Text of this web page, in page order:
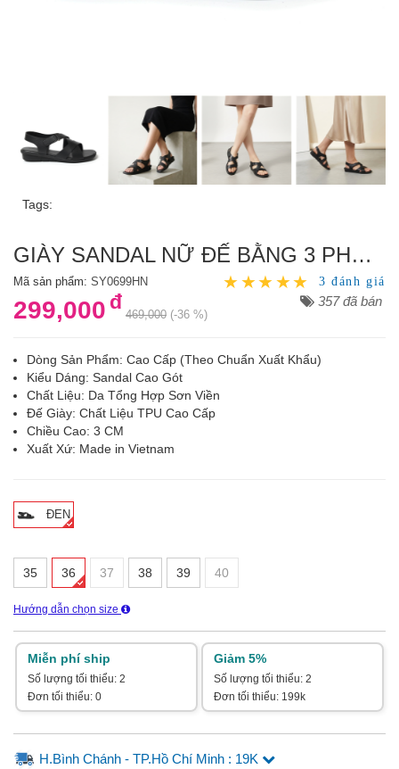
Tags:
GIÀY SANDAL NỮ ĐẾ BẰNG 3 PHÂN QUAI CHÉO
Mã sản phẩm: SY0699HN 3 đánh giá
299,000 đ
469,000 (-36 %)
357 đã bán
Dòng Sản Phẩm: Cao Cấp (Theo Chuẩn Xuất Khẩu)
Kiểu Dáng: Sandal Cao Gót
Chất Liệu: Da Tổng Hợp Sơn Viền
Đế Giày: Chất Liệu TPU Cao Cấp
Chiều Cao: 3 CM
Xuất Xứ: Made in Vietnam
ĐEN
35 36 37 38 39 40
Hướng dẫn chọn size
Miễn phí ship
Số lượng tối thiểu: 2
Đơn tối thiểu: 0
Giảm 5%
Số lượng tối thiểu: 2
Đơn tối thiểu: 199k
H.Bình Chánh - TP.Hồ Chí Minh : 19K